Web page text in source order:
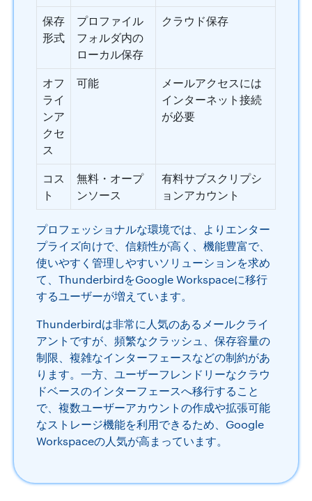
保存
形式
プロファイル
フォルダ内の
ローカル保存
クラウド保存
オフ
ライ
ンア
クセ
ス
可能
メールアクセスには
インターネット接続
が必要
コス
ト
無料・オープ
ンソース
有料サブスクリプシ
ョンアカウント
プロフェッショナルな環境では、よりエンター
プライズ向けで、信頼性が高く、機能豊富で、
使いやすく管理しやすいソリューションを求め
て、ThunderbirdをGoogle Workspaceに移行
するユーザーが増えています。
Thunderbirdは非常に人気のあるメールクライ
アントですが、頻繁なクラッシュ、保存容量の
制限、複雑なインターフェースなどの制約があ
ります。一方、ユーザーフレンドリーなクラウ
ドベースのインターフェースへ移行すること
で、複数ユーザーアカウントの作成や拡張可能
なストレージ機能を利用できるため、Google
Workspaceの人気が高まっています。